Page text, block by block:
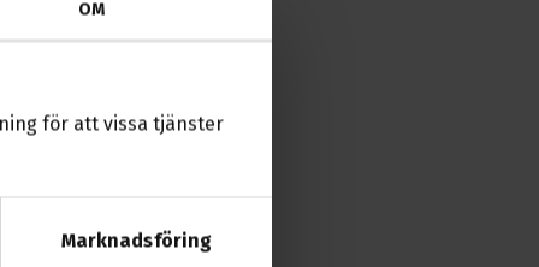
OM
för att vissa tjänster
Marknadsföring
i jobbet